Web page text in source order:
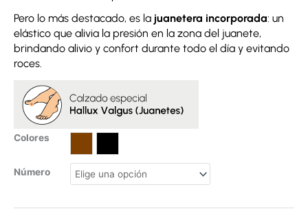
Pero lo más destacado, es la juanetera incorporada: un
elástico que alivia la presión en la zona del juanete,
brindando alivio y confort durante todo el día y evitando
roces.
Colores
MarrónNegro
Número
Sandalia
juanetes